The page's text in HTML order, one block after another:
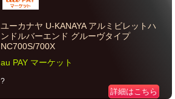
ユーカナヤ U-KANAYA アルミビレットハ
ンドルバーエンド グルーヴタイプ
NC700S/700X
au PAY マーケット
?
詳細はこちら